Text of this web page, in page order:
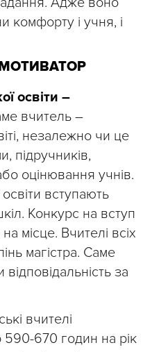
комфорту і учня, і
освіти –
вчитель –
незалежно чи це
підручників,
оцінювання учнів.
вступають
Конкурс на вступ
місце. Вчителі всіх
магістра. Саме
за
вчителі
670 годин на рік